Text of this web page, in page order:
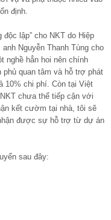
định.
lập” cho NKT do Hiệp
Nguyễn Thanh Tùng cho
nghề hẳn hoi nên chính
quan tâm và hỗ trợ phát
10% chi phí. Còn tại Việt
chưa thể tiếp cận với
kết cườm tại nhà, tôi sẽ
được sự hỗ trợ từ dự án
sau đây: